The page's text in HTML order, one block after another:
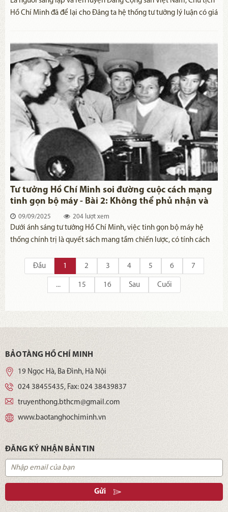
Hồ Chí Minh đã để lại cho Đảng ta hệ thống tư tưởng lý luận có giá
tư tưởng Hồ Chí Minh về thực hành dân chủ trong Đảng để góp
phần tăng cường xây dựng, chỉnh đốn Đảng trong sạch, vững
mạnh, có ý nghĩa đặc biệt quan trọng.
Tư ​tưởng Hồ​ Chí Minh soi đường cuộc cách mạng
tinh gọn bộ máy - ​Bài 2: Không thể phủ nhận và
xuyên tạc​ cuộc cách mạng tinh gọn bộ máy
09/09/2025 204 lượt xem
​Dưới ánh sáng tư tưởng Hồ Chí Minh, việc tinh gọn bộ máy hệ
thống chính trị là quyết sách mang tầm chiến lược, có tính cách
những kẻ cơ hội chính trị đã tung ra luận điệu xuyên tạc, nhằm
phủ nhận nền tảng tư tưởng của Đảng, bóp méo chủ trương đúng
đắn của Đảng, Nhà nước ta. Chúng quy chụp tinh gọn bộ máy là
cách mạng tinh gọn bộ máy hệ thống chính trị là bảo vệ nền tảng
Đầu 1 2 3 4 5 6 7
... 15 16 Sau Cuối
BẢO TÀNG HỒ CHÍ MINH
19 Ngọc Hà, Ba Đình, Hà Nội
024 38455435, Fax: 024 38439837
truyenthong.bthcm@gmail.com
www.baotanghochiminh.vn
ĐĂNG KÝ NHẬN BẢN TIN
Gửi